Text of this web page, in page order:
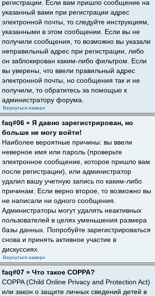
регистрации. Если вам пришло сообщение на
указанный вами при регистрации адрес
электронной почты, то следуйте инструкциям,
указанными в этом сообщении. Если вы не
получили сообщения, то возможно вы указали
неправильный адрес при регистрации, либо
он заблокирован каким-либо фильтром. Если
вы уверены, что ввели правильный адрес
электронной почты, но сообщения так и не
получили, то обратитесь за помощью к
администратору форума.
Вернуться наверх
faq#06 » Я давно зарегистрирован, но
больше не могу войти!
Наиболее вероятные причины: вы ввели
неверное имя или пароль (проверьте
электронное сообщение, которое пришло вам
после регистрации), или администратор
удалил вашу учетную запись по каким-либо
причинам. Если верно второе, то возможно вы
не написали ни одного сообщения.
Администраторы могут удалять неактивных
пользователей в целях уменьшения размера
базы данных. Попробуйте зарегистрироваться
снова и принять активное участие в
дискуссиях.
Вернуться наверх
faq#07 » Что такое COPPA?
COPPA (Child Online Privacy and Protection Act)
или закон о защите личных сведений детей в